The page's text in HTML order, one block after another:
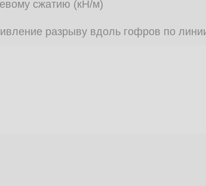
сжатию (кН/м)
разрыву вдоль гофров по